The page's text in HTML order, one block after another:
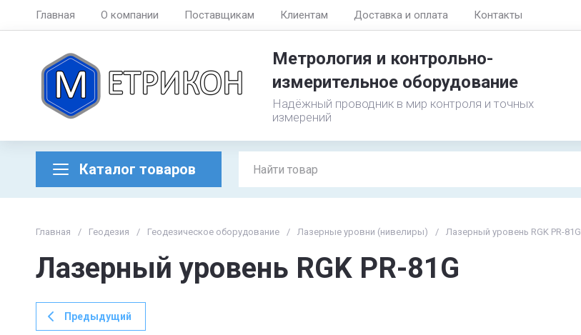
Главная О компании Поставщикам Клиентам Доставка и оплата Контакты
Метрология и контрольно-
измерительное оборудование
Надёжный проводник в мир контроля и точных
измерений
Каталог товаров
Главная / Геодезия / Геодезическое оборудование / Лазерные уровни (нивелиры) / Лазерный уровень RGK PR-81G
Лазерный уровень RGK PR-81G
Предыдущий